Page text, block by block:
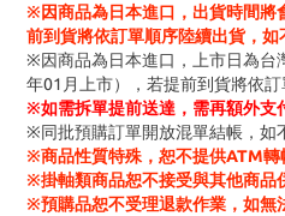
※因商品為日本進口，出貨時間將
前到貨將依訂單順序陸續出貨，如
※因商品為日本進口，上市日為台
年01月上市），若提前到貨將依訂
※如需拆單提前送達，需再額外支
※同批預購訂單開放混單結帳，如
※商品性質特殊，恕不提供ATM轉
※掛軸類商品恕不接受與其他商品
※預購品恕不受理退款作業，如無